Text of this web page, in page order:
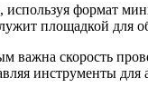
используя формат
площадкой
важна скорость
инструменты для